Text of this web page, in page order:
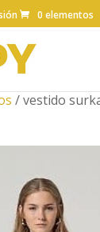
0 elementos
/ vestido